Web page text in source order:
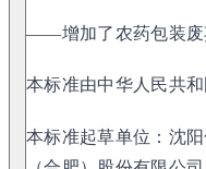
——增加了农药包装废
本标准由中华人民共
本标准起草单位：沈